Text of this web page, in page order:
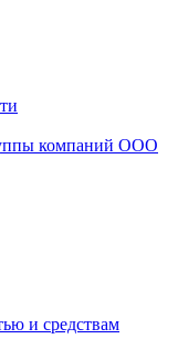
компаний ООО
и средствам